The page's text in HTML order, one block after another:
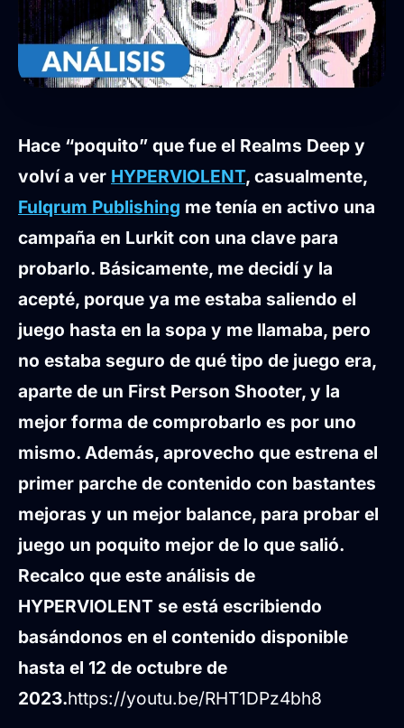
Hace “poquito” que fue el Realms Deep y
volví a ver HYPERVIOLENT, casualmente,
Fulqrum Publishing me tenía en activo una
campaña en Lurkit con una clave para
probarlo. Básicamente, me decidí y la
acepté, porque ya me estaba saliendo el
juego hasta en la sopa y me llamaba, pero
no estaba seguro de qué tipo de juego era,
aparte de un First Person Shooter, y la
mejor forma de comprobarlo es por uno
mismo. Además, aprovecho que estrena el
primer parche de contenido con bastantes
mejoras y un mejor balance, para probar el
juego un poquito mejor de lo que salió.
Recalco que este análisis de
HYPERVIOLENT se está escribiendo
basándonos en el contenido disponible
hasta el 12 de octubre de
2023.https://youtu.be/RHT1DPz4bh8